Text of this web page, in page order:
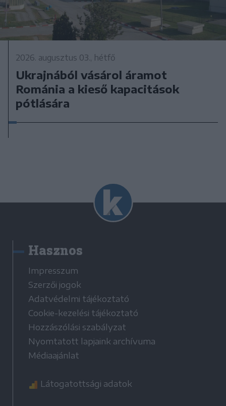
2026. augusztus 03., hétfő
Ukrajnából vásárol áramot
Románia a kieső kapacitások
pótlására
Hasznos
Impresszum
Szerzői jogok
Adatvédelmi tájékoztató
Cookie-kezelési tájékoztató
Hozzászólási szabályzat
Nyomtatott lapjaink archívuma
Médiaajánlat
Látogatottsági adatok